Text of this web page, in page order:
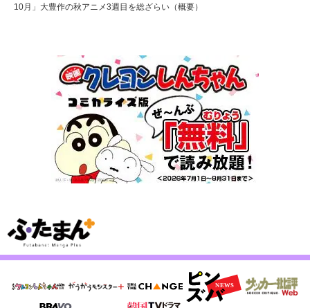
10月」大豊作の秋アニメ3週目を総ざらい（概要）